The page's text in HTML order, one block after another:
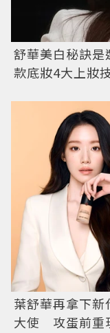
舒華美白秘訣
款底妝4大上妝
葉舒華再拿下
大使 攻蛋前重